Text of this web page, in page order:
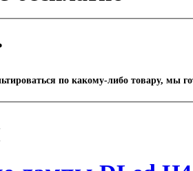
по какому-либо товару, мы